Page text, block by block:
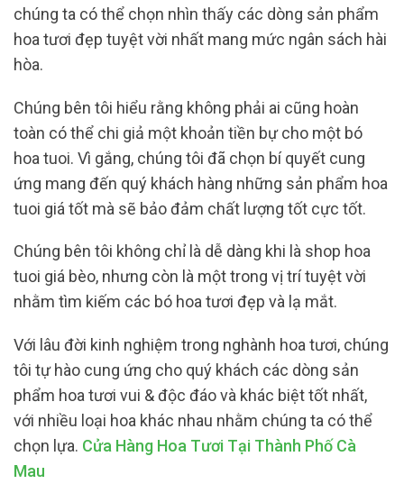
chúng ta có thể chọn nhìn thấy các dòng sản phẩm
hoa tươi đẹp tuyệt vời nhất mang mức ngân sách hài
hòa.
Chúng bên tôi hiểu rằng không phải ai cũng hoàn
toàn có thể chi giả một khoản tiền bự cho một bó
hoa tuoi. Vì gắng, chúng tôi đã chọn bí quyết cung
ứng mang đến quý khách hàng những sản phẩm hoa
tuoi giá tốt mà sẽ bảo đảm chất lượng tốt cực tốt.
Chúng bên tôi không chỉ là dễ dàng khi là shop hoa
tuoi giá bèo, nhưng còn là một trong vị trí tuyệt vời
nhằm tìm kiếm các bó hoa tươi đẹp và lạ mắt.
Với lâu đời kinh nghiệm trong nghành hoa tươi, chúng
tôi tự hào cung ứng cho quý khách các dòng sản
phẩm hoa tươi vui & độc đáo và khác biệt tốt nhất,
với nhiều loại hoa khác nhau nhằm chúng ta có thể
chọn lựa. Cửa Hàng Hoa Tươi Tại Thành Phố Cà
Mau